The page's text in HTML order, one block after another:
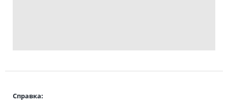
Справка: